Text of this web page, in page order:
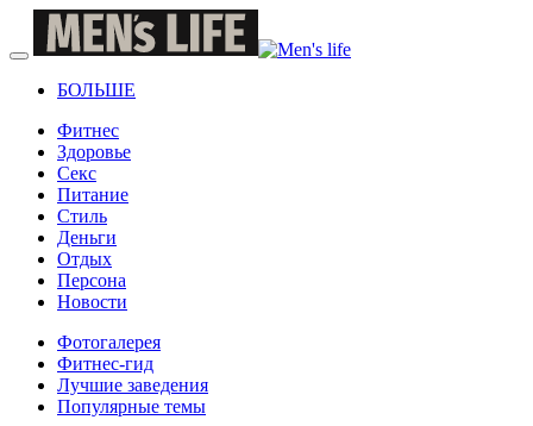
БОЛЬШЕ
Фитнес
Здоровье
Секс
Питание
Стиль
Деньги
Отдых
Персона
Новости
Фотогалерея
Фитнес-гид
Лучшие заведения
Популярные темы